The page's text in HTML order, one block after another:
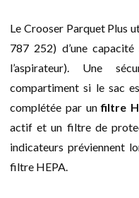
Le Crooser Parquet Plus
787 252) d’une
l’aspirateur). Une
compartiment si le sac
complétée par unfiltre
actif et un filtre de
indicateurs préviennent
filtre HEPA.